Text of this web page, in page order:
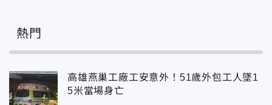
熱門
高雄燕巢工廠工安意外！51歲外包工人墜1
5米當場身亡